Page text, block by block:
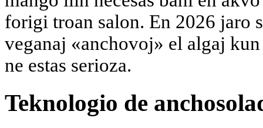
forigi troan salon. En 2026 jaro
veganaj «anchovoj» el algaj
ne estas serioza.
Teknologio de